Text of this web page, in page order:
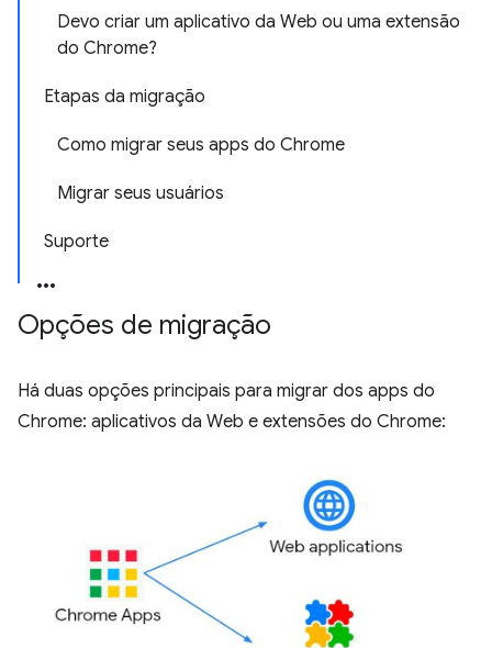
Devo criar um aplicativo da Web ou uma extensão
do Chrome?
Etapas da migração
Como migrar seus apps do Chrome
Migrar seus usuários
Suporte
Opções de migração
Há duas opções principais para migrar dos apps do
Chrome: aplicativos da Web e extensões do Chrome: